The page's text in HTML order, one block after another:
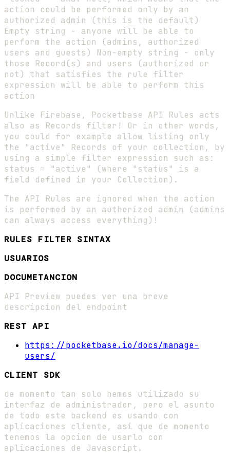
action could be performed only by an
authorized admin (this is the default)
Empty string - anyone will be able to
perform the action (admins, authorized
users and guests) Non-empty string - only
those Record(s) and users (authorized or
not) that satisfies the rule filter
expression will be able to perform this
action
Unlike Firebase, Pocketbase API Rules acts
also as Records filter! Or in other words,
you could for example allow listing only
the "active" Records of your collection, by
using a simple filter expression such as:
status = "active" (where "status" is a
field defined in your Collection).
The API Rules are ignored when the action
is performed by an authorized admin (admins
can always access everything)!
RULES FILTER SINTAX
USUARIOS
DOCUMETANCION
API Preview puedes ver una breve
descripcion del endpoint
REST API
https://pocketbase.io/docs/manage-
users/
CLIENT SDK
de momento tan solo hemos utilizado su
interfaz de administrador, pero el asunto
de todo este backend es usando con
aplicaciones cliente, asi que de momento
tenemos la opcion de usarlo con
aplicaciones de Javascript.